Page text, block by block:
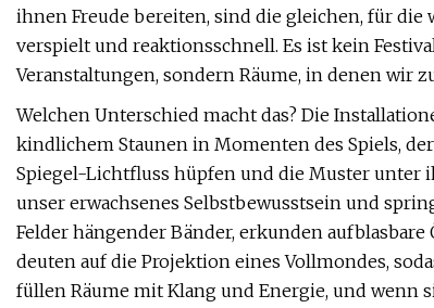
ihnen Freude bereiten, sind die gleichen, für
verspielt und reaktionsschnell. Es ist kein
Veranstaltungen, sondern Räume, in denen wir
Welchen Unterschied macht das? Die
kindlichem Staunen in Momenten des Spiels,
Spiegel-Lichtfluss hüpfen und die Muster unter
unser erwachsenes Selbstbewusstsein und
Felder hängender Bänder, erkunden
deuten auf die Projektion eines Vollmondes,
füllen Räume mit Klang und Energie, und